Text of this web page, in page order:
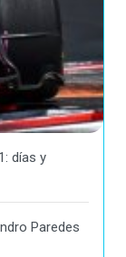
días y
Paredes